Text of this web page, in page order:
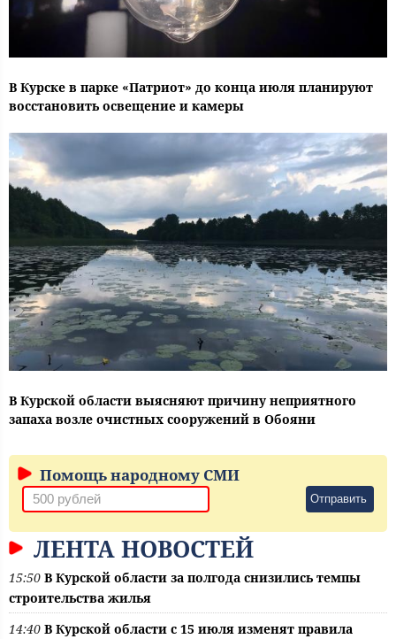
В Курске в парке «Патриот» до конца июля планируют
восстановить освещение и камеры
В Курской области выясняют причину неприятного
запаха возле очистных сооружений в Обояни
Помощь народному СМИ
Отправить
ЛЕНТА НОВОСТЕЙ
15:50 В Курской области за полгода снизились темпы
строительства жилья
14:40 В Курской области с 15 июля изменят правила